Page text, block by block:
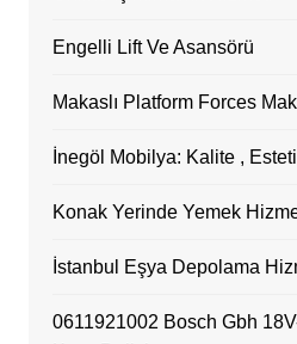
Engelli Lift Ve Asansörü
Makaslı Platform Forces
İnegöl Mobilya: Kalite ,
Konak Yerinde Yemek
İstanbul Eşya Depolama
0611921002 Bosch Gbh